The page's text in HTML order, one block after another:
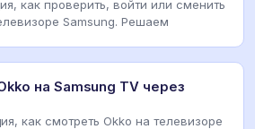
как проверить, войти или сменить
Samsung. Решаем
на Samsung TV через
как смотреть Okko на телевизоре